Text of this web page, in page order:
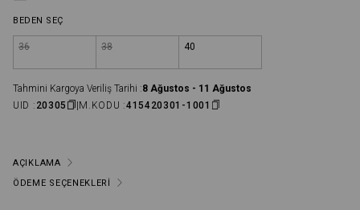
BEDEN SEÇ
36 38 40
Tahmini Kargoya Veriliş Tarihi :8 Ağustos - 11 Ağustos
UID : 20305 M.KODU :415420301-1001
AÇIKLAMA
ÖDEME SEÇENEKLERI